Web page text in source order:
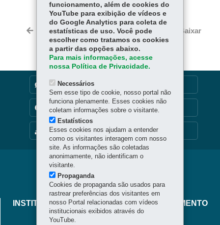
Fa
ce
bo
ok
Tw
itt
er
W
ha
ts
Ap
Voltar Início Imprimir Baixar
MAPA DO SITE
DENUNCIE CORRUPÇÃO
TRANSPARÊNCIA INSTITUCIONAL
Navegação
principal
INSTITUTO PARANAENSE DE DESENVOLVIMENTO
EDUCACIONAL - FUNDEPAR
funcionamento, além de cookies do
YouTube para exibição de vídeos e
do Google Analytics para coleta de
estatísticas de uso. Você pode
escolher como tratamos os cookies
a partir das opções abaixo.
Para mais informações, acesse
nossa Política de Privacidade.
Necessários
Sem esse tipo de cookie, nosso portal não
funciona plenamente. Esses cookies não
coletam informações sobre o visitante.
Estatísticos
Esses cookies nos ajudam a entender
como os visitantes interagem com nosso
site. As informações são coletadas
anonimamente, não identificam o
visitante.
Propaganda
Cookies de propaganda são usados para
rastrear preferências dos visitantes em
nosso Portal relacionadas com vídeos
institucionais exibidos através do
YouTube.